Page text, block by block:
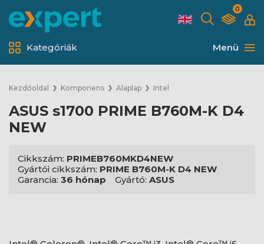
0
Menü
Kategóriák
Kezdőoldal Komponens Alaplap Intel
ASUS s1700 PRIME B760M-K D4
NEW
Cikkszám: PRIMEB760MKD4NEW
Gyártói cikkszám: PRIME B760M-K D4 NEW
Garancia: 36 hónap Gyártó: ASUS